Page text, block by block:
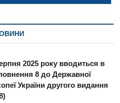
2025 року вводиться в
8 до Державної
України другого видання